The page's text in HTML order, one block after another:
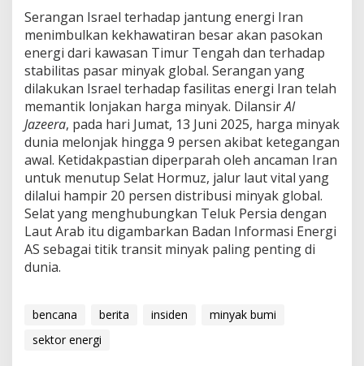
Serangan Israel terhadap jantung energi Iran
menimbulkan kekhawatiran besar akan pasokan
energi dari kawasan Timur Tengah dan terhadap
stabilitas pasar minyak global. Serangan yang
dilakukan Israel terhadap fasilitas energi Iran telah
memantik lonjakan harga minyak. DilansirAl
Jazeera, pada hari Jumat, 13 Juni 2025, harga minyak
dunia melonjak hingga 9 persen akibat ketegangan
awal. Ketidakpastian diperparah oleh ancaman Iran
untuk menutup Selat Hormuz, jalur laut vital yang
dilalui hampir 20 persen distribusi minyak global.
Selat yang menghubungkan Teluk Persia dengan
Laut Arab itu digambarkan Badan Informasi Energi
AS sebagai titik transit minyak paling penting di
dunia.
bencana berita insiden
minyak bumi
sektor energi